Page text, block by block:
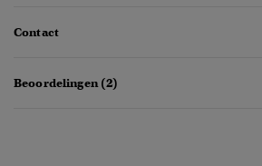
Contact
Beoordelingen (2)